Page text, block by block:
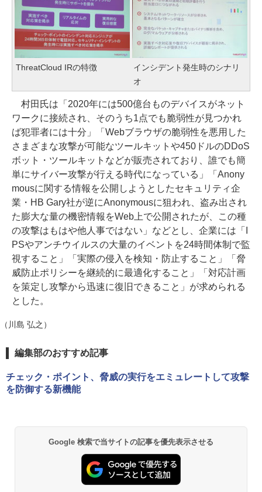
ThreatCloud IRの特徴
インシデント発生時のシナリ
オ
村田氏は「2020年には500億台ものデバイスがネット
ワークに接続され、そのうち1点でも脆弱性が見つかれ
ば犯罪者には十分」「Webブラウザの脆弱性を悪用した
さまざまな攻撃が可能なツールキットや450ドルのDDoS
ボット・ツールキットなどが販売されており、誰でも簡
単にサイバー攻撃が行える時代になっている」「Anony
mousに関する情報を公開しようとしたセキュリティ企
業・HB Gary社が逆にAnonymousに狙われ、盗み出され
た膨大な量の機密情報をWeb上で公開されたが、この種
の攻撃はもはや他人事ではない」などとし、企業には「I
PSやアンチウイルスの大量のイベントを24時間体制で監
視すること」「実際の侵入を検知・防止すること」「脅
威防止ポリシーを継続的に最適化すること」「対応計画
を策定し攻撃から迅速に復旧できること」が求められる
とした。
（川島 弘之）
編集部のおすすめ記事
チェック・ポイント、脅威の実行をエミュレートして攻撃
を防御する新機能
Google 検索で当サイトの記事を優先表示させる